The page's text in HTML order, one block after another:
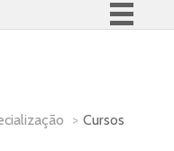
Acesso à informação
> Cursos